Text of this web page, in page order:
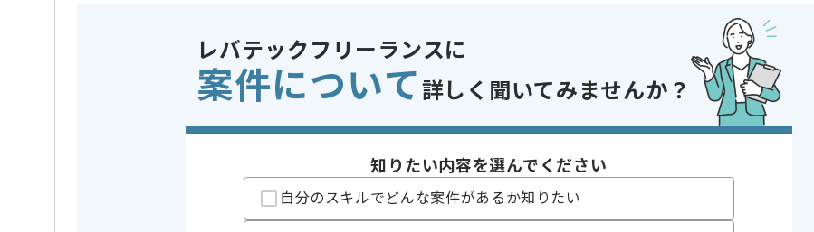
※上記に似た経験やスキルをお持ちであれば申し込み可能なケースもございます！まずはお気軽にご相談ください！
この案件のポイント 業務内容
特徴
20代活躍中 , 30代活躍中
レバテックでの実績がある企業の案件でございます。
上流開発の経験を活かすことができます。
レバテックフリーランスに
案件について 詳しく聞いてみませんか？
知りたい内容を選んでください
自分のスキルでどんな案件があるか知りたい